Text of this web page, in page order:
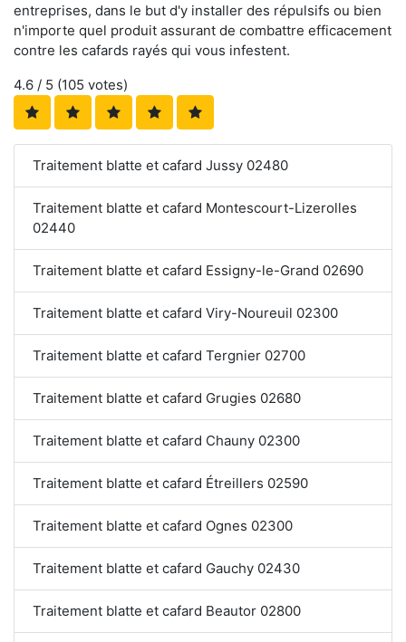
entreprises, dans le but d'y installer des répulsifs ou bien
n'importe quel produit assurant de combattre efficacement
contre les cafards rayés qui vous infestent.
4.6 / 5 (105 votes)
Traitement blatte et cafard Jussy 02480
Traitement blatte et cafard Montescourt-Lizerolles
02440
Traitement blatte et cafard Essigny-le-Grand 02690
Traitement blatte et cafard Viry-Noureuil 02300
Traitement blatte et cafard Tergnier 02700
Traitement blatte et cafard Grugies 02680
Traitement blatte et cafard Chauny 02300
Traitement blatte et cafard Étreillers 02590
Traitement blatte et cafard Ognes 02300
Traitement blatte et cafard Gauchy 02430
Traitement blatte et cafard Beautor 02800